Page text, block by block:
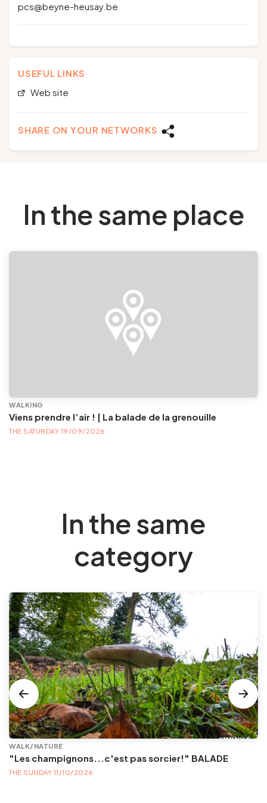
pcs@beyne-heusay.be
USEFUL LINKS
Web site
SHARE ON YOUR NETWORKS
In the same place
WALKING
Viens prendre l’air ! | La balade de la grenouille
THE SATURDAY 19/09/2026
In the same
category
WALK/NATURE
"Les champignons...c'est pas sorcier!" BALADE
THE SUNDAY 11/10/2026